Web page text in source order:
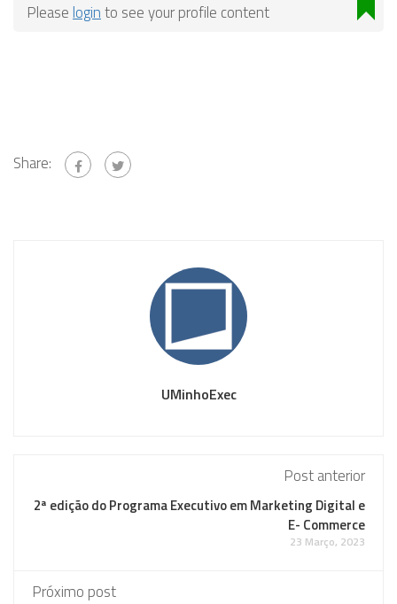
Please loginto see your profile content
Share:
UMinhoExec
Post anterior
2ª edição do Programa Executivo em Marketing Digital e
E- Commerce
23 Março, 2023
Próximo post